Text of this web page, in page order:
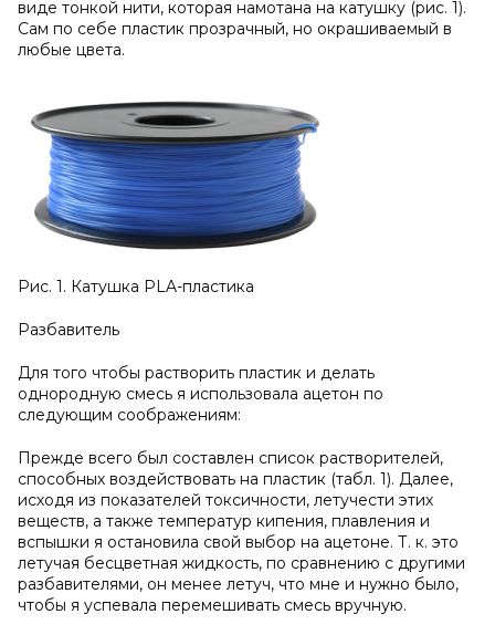
виде тонкой нити, которая намотана на катушку (рис. 1).
Сам по себе пластик прозрачный, но окрашиваемый в
любые цвета.
Рис. 1. Катушка PLA-пластика
Разбавитель
Для того чтобы растворить пластик и делать
однородную смесь я использовала ацетон по
следующим соображениям:
Прежде всего был составлен список растворителей,
способных воздействовать на пластик (табл. 1). Далее,
исходя из показателей токсичности, летучести этих
веществ, а также температур кипения, плавления и
вспышки я остановила свой выбор на ацетоне. Т. к. это
летучая бесцветная жидкость, по сравнению с другими
разбавителями, он менее летуч, что мне и нужно было,
чтобы я успевала перемешивать смесь вручную.